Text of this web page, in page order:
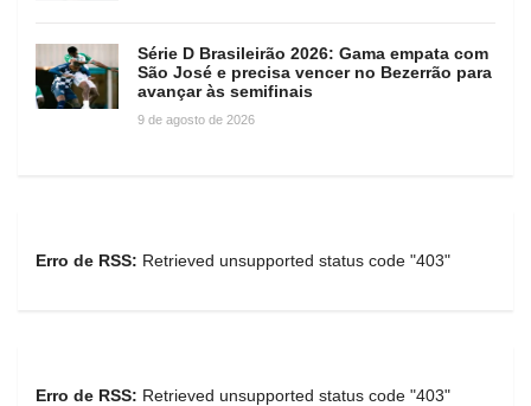
Série D Brasileirão 2026: Gama empata com
São José e precisa vencer no Bezerrão para
avançar às semifinais
9 de agosto de 2026
Erro de RSS: Retrieved unsupported status code "403"
Erro de RSS: Retrieved unsupported status code "403"